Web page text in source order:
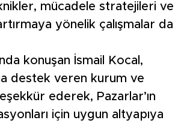
mücadele stratejileri ve
yönelik çalışmalar da
konuşan İsmail Kocal,
destek veren kurum ve
ederek, Pazarlar’ın
için uygun altyapıya